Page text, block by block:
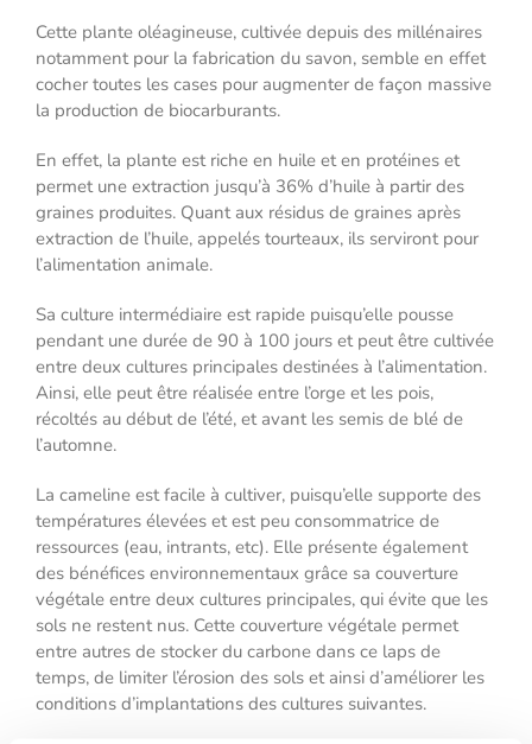
Cette plante oléagineuse, cultivée depuis des millénaires
notamment pour la fabrication du savon, semble en effet
cocher toutes les cases pour augmenter de façon massive
la production de biocarburants.
En effet, la plante est riche en huile et en protéines et
permet une extraction jusqu’à 36% d’huile à partir des
graines produites. Quant aux résidus de graines après
extraction de l’huile, appelés tourteaux, ils serviront pour
l’alimentation animale.
Sa culture intermédiaire est rapide puisqu’elle pousse
pendant une durée de 90 à 100 jours et peut être cultivée
entre deux cultures principales destinées à l’alimentation.
Ainsi, elle peut être réalisée entre l’orge et les pois,
récoltés au début de l’été, et avant les semis de blé de
l’automne.
La cameline est facile à cultiver, puisqu’elle supporte des
températures élevées et est peu consommatrice de
ressources (eau, intrants, etc). Elle présente également
des bénéfices environnementaux grâce sa couverture
végétale entre deux cultures principales, qui évite que les
sols ne restent nus. Cette couverture végétale permet
entre autres de stocker du carbone dans ce laps de
temps, de limiter l’érosion des sols et ainsi d’améliorer les
conditions d’implantations des cultures suivantes.